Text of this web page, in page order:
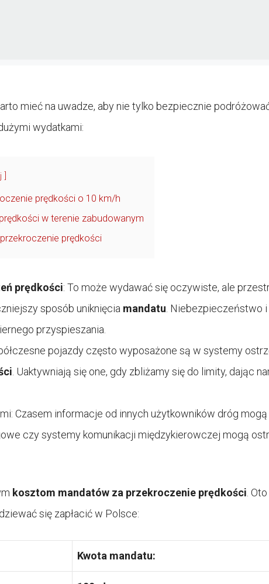
mieć na uwadze, aby nie tylko bezpiecznie
wydatkami:
prędkości o 10 km/h
w terenie zabudowanym
prędkości
prędkości: To może wydawać się oczywiste, ale
sposób uniknięcia mandatu . Niebezpieczeństwo
przyspieszania.
pojazdy często wyposażone są w systemy
. Uaktywniają się one, gdy zbliżamy się do limity, dając
Czasem informacje od innych użytkowników dróg mogą
czy systemy komunikacji międzykierowczej mogą
kosztom mandatów za przekroczenie prędkości . Oto
się zapłacić w Polsce:
Kwota mandatu: